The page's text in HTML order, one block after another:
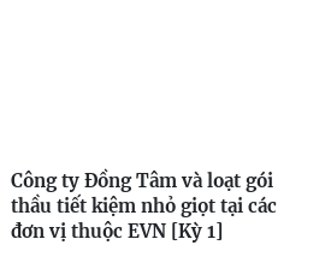
Công ty Đồng Tâm và loạt gói
thầu tiết kiệm nhỏ giọt tại các
đơn vị thuộc EVN [Kỳ 1]